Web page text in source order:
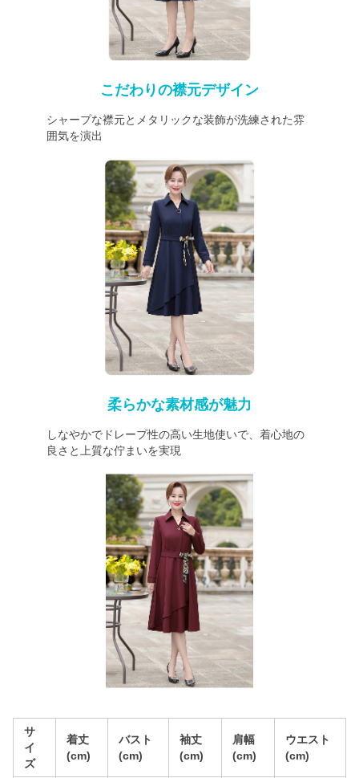
こだわりの襟元デザイン
シャープな襟元とメタリックな装飾が洗練された雰
囲気を演出
柔らかな素材感が魅力
しなやかでドレープ性の高い生地使いで、着心地の
良さと上質な佇まいを実現
サ
イ
ズ
着丈
(cm)
バスト
(cm)
袖丈
(cm)
肩幅
(cm)
ウエスト
(cm)